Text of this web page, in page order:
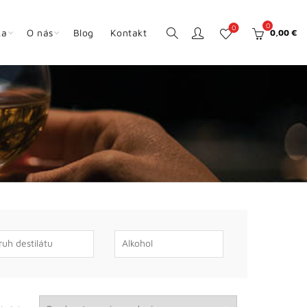
O nás Blog Kontakt 0 0
0,00 €